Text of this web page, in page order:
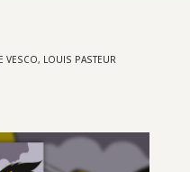
VESCO, LOUIS PASTEUR